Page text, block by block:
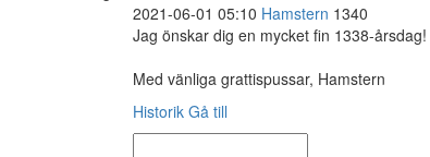
2021-06-01 05:10 Hamstern 1340
Jag önskar dig en mycket fin 1338-årsdag!
Med vänliga grattispussar, Hamstern
Historik Gå till